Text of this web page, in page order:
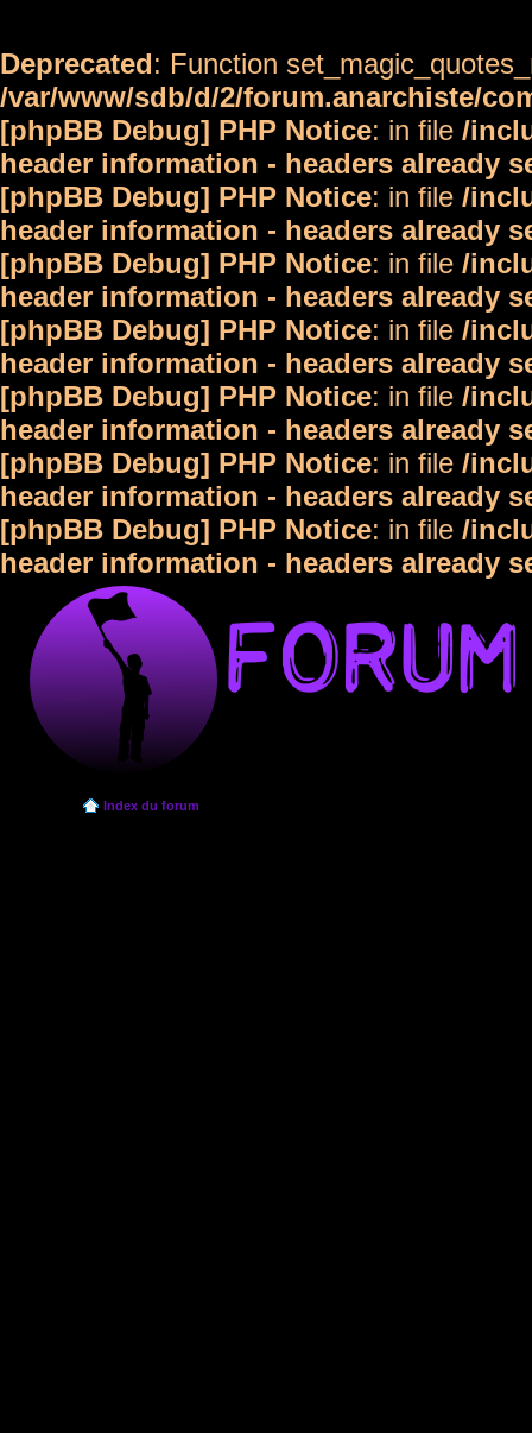
Deprecated: Function
/var/www/sdb/d/2/forum.anarchiste/
[phpBB Debug] PHP Notice: in file /
header information - headers already
[phpBB Debug] PHP Notice: in file /
header information - headers already
[phpBB Debug] PHP Notice: in file /
header information - headers already
[phpBB Debug] PHP Notice: in file /
header information - headers already
[phpBB Debug] PHP Notice: in file /
header information - headers already
[phpBB Debug] PHP Notice: in file /
header information - headers already
[phpBB Debug] PHP Notice: in file /
header information - headers already
Index du forum